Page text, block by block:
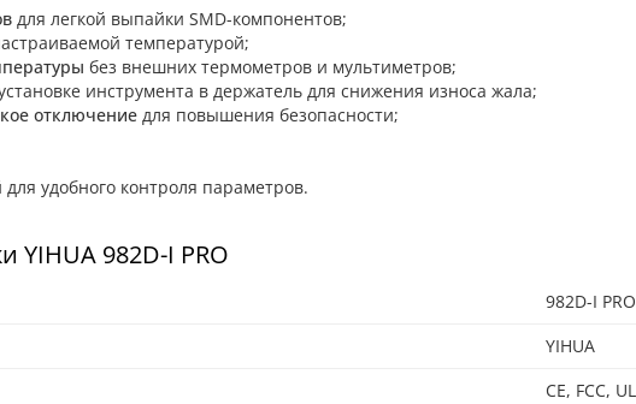
для легкой выпайки SMD-компонентов;
температурой;
без внешних термометров и мультиметров;
инструмента в держатель для снижения износа жала;
отключение для повышения безопасности;
удобного контроля параметров.
YIHUA 982D-I PRO
982D-I PRO
YIHUA
CE, FCC,